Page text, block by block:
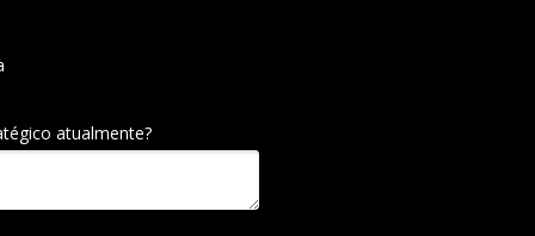
atualmente?